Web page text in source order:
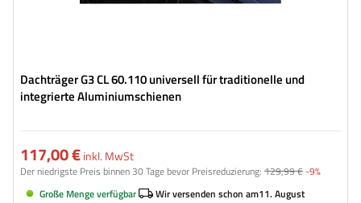
Dachträger G3 CL 60.110 universell für traditionelle und
integrierte Aluminiumschienen
117,00 €inkl. MwSt
Der niedrigste Preis binnen 30 Tage bevor Preisreduzierung: 129,99 €-9%
Große Menge verfügbar
Wir versenden schon am11. August